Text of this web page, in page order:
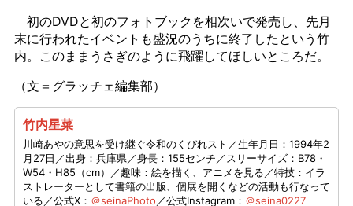
初のDVDと初のフォトブックを相次いで発売し、先月
末に行われたイベントも盛況のうちに終了したという竹
内。このままうさぎのように飛躍してほしいところだ。
（文＝グラッチェ編集部）
竹内星菜
川崎あやの意思を受け継ぐ令和のくびれスト／生年月日：1994年2
月27日／出身：兵庫県／身長：155センチ／スリーサイズ：B78・
W54・H85（cm）／趣味：絵を描く、アニメを見る／特技：イラ
ストレーターとして書籍の出版、個展を開くなどの活動も行なって
いる／公式X： ＠seinaPhoto ／公式Instagram： ＠seina0227